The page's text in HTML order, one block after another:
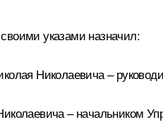
указами назначил:
Николаевича –
– начальником